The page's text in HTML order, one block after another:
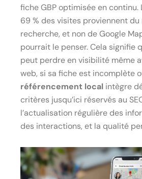
fiche GBP optimisée en continu.
69 % des visites proviennent
recherche, et non de Google
pourrait le penser. Cela signifie
peut perdre en visibilité même
web, si sa fiche est incomplète
référencement local intègre
critères jusqu’ici réservés au
l’actualisation régulière des
des interactions, et la qualité